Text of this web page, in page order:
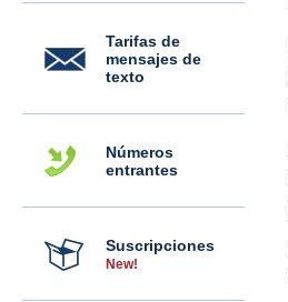
Tarifas de
mensajes de
texto
Números
entrantes
Suscripciones
New!